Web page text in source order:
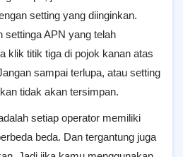
setting yang diinginkan.
settinga APN yang telah
klik titik tiga di pojok kanan atas
sampai terlupa, atau setting
tidak akan tersimpan.
setiap operator memiliki
beda. Dan tergantung juga